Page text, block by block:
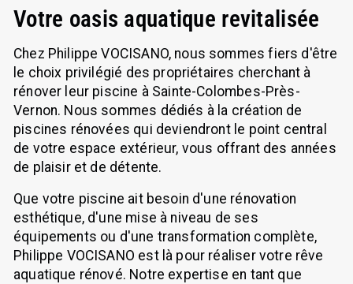
Votre oasis aquatique revitalisée
Chez Philippe VOCISANO, nous sommes fiers d'être
le choix privilégié des propriétaires cherchant à
rénover leur piscine à Sainte-Colombes-Près-
Vernon. Nous sommes dédiés à la création de
piscines rénovées qui deviendront le point central
de votre espace extérieur, vous offrant des années
de plaisir et de détente.
Que votre piscine ait besoin d'une rénovation
esthétique, d'une mise à niveau de ses
équipements ou d'une transformation complète,
Philippe VOCISANO est là pour réaliser votre rêve
aquatique rénové. Notre expertise en tant que